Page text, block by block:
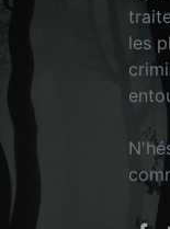
les